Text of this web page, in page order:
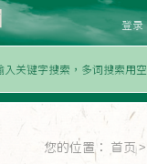
登录
您的位置： 首页 >